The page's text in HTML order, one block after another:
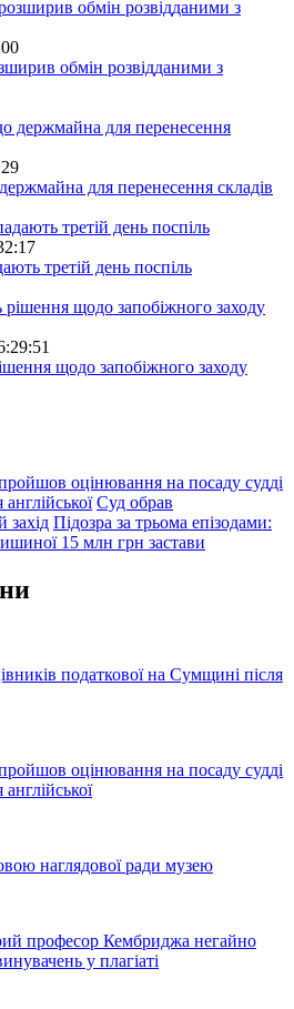
обмін розвідданими з
для перенесення складів
третій день поспіль
щодо запобіжного заходу
оцінювання на посаду судді
Суд обрав
захід Підозра за трьома епізодами:
15 млн грн застави
податкової на Сумщині після
оцінювання на посаду судді
наглядової ради музею
професор Кембриджа негайно
у плагіаті